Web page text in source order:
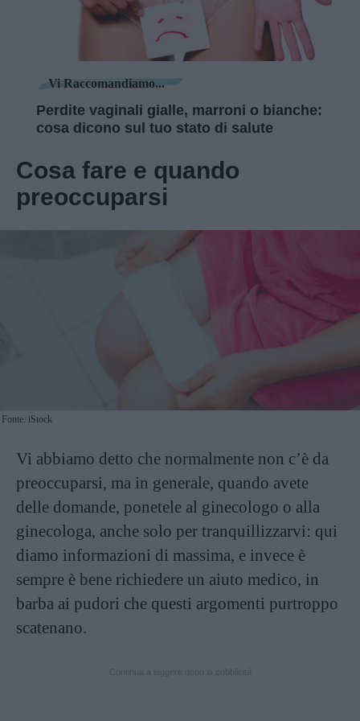
Vi Raccomandiamo...
Perdite vaginali gialle, marroni o bianche:
cosa dicono sul tuo stato di salute
Cosa fare e quando
preoccuparsi
Fonte: iStock
Vi abbiamo detto che normalmente non c’è da
preoccuparsi, ma in generale, quando avete
delle domande, ponetele al ginecologo o alla
ginecologa, anche solo per tranquillizzarvi: qui
diamo informazioni di massima, e invece è
sempre è bene richiedere un aiuto medico, in
barba ai pudori che questi argomenti purtroppo
scatenano.